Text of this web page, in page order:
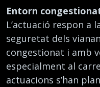
Entorn
L’actuació respon a
seguretat dels
congestionat i amb
especialment al
actuacions s’han